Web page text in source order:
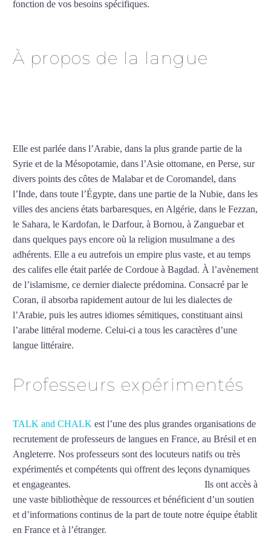
fonction de vos besoins spécifiques.
À propos de la langue
Elle est parlée dans l’Arabie, dans la plus grande partie de la
Syrie et de la Mésopotamie, dans l’Asie ottomane, en Perse, sur
divers points des côtes de Malabar et de Coromandel, dans
l’Inde, dans toute l’Égypte, dans une partie de la Nubie, dans les
villes des anciens états barbaresques, en Algérie, dans le Fezzan,
le Sahara, le Kardofan, le Darfour, à Bornou, à Zanguebar et
dans quelques pays encore où la religion musulmane a des
adhérents. Elle a eu autrefois un empire plus vaste, et au temps
des califes elle était parlée de Cordoue à Bagdad. À l’avènement
de l’islamisme, ce dernier dialecte prédomina. Consacré par le
Coran, il absorba rapidement autour de lui les dialectes de
l’Arabie, puis les autres idiomes sémitiques, constituant ainsi
l’arabe littéral moderne. Celui-ci a tous les caractères d’une
langue littéraire.
Professeurs expérimentés
TALK and CHALK est l’une des plus grandes organisations de
recrutement de professeurs de langues en France, au Brésil et en
Angleterre. Nos professeurs sont des locuteurs natifs ou très
expérimentés et compétents qui offrent des leçons dynamiques
et engageantes.
Ils ont accès à
une vaste bibliothèque de ressources et bénéficient d’un soutien
et d’informations continus de la part de toute notre équipe établit
en France et à l’étranger.